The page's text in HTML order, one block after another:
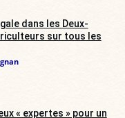
dans les Deux-
sur tous les
« expertes » pour un